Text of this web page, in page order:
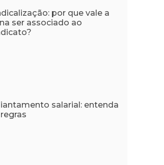
por que vale a
ser associado ao
salarial: entenda